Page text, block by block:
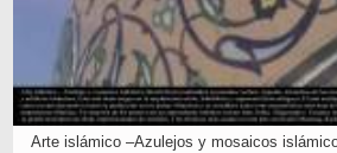
Arte islámico –Azulejos y mosaicos